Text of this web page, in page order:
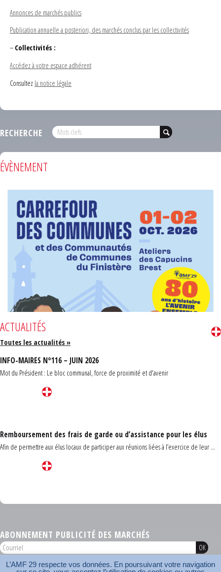
Annonces de marchés publics
Publication annuelle a posteriori, des marchés conclus par les collectivités
– Collectivités :
Accédez à votre espace adhérent
Consultez la notice légale
RECHERCHE
ÉVÈNEMENT
ACTUALITÉS
Toutes les actualités »
INFO-MAIRES N°116 – JUIN 2026
Mot du Président : Le bloc communal, force de proximité et d'avenir
Remboursement des frais de garde ou d’assistance pour les élus
Afin de permettre aux élus locaux de participer aux réunions liées à l’exercice de leur ...
ABONNEMENT PUBLICITÉ DES MARCHÉS
AMF 29 © 2026
L’AMF 29 respecte vos données. En poursuivant votre navigation